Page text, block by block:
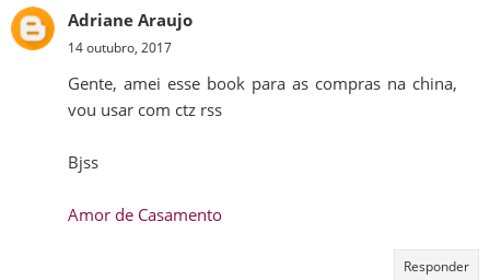
Adriane Araujo
14 outubro, 2017
Gente, amei esse book para as compras na china,
vou usar com ctz rss
Bjss
Amor de Casamento
Responder